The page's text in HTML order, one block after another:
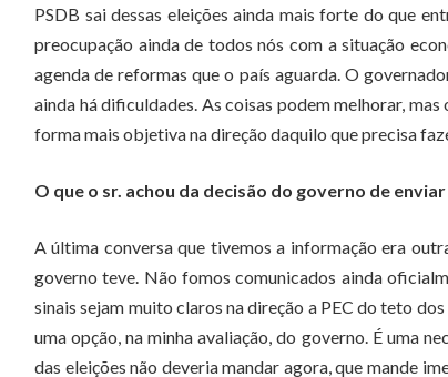
PSDB sai dessas eleições ainda mais forte do que
preocupação ainda de todos nós com a situação
agenda de reformas que o país aguarda. O
ainda há dificuldades. As coisas podem melhorar,
forma mais objetiva na direção daquilo que precisa
O que o sr. achou da decisão do governo de
A última conversa que tivemos a informação era
governo teve. Não fomos comunicados ainda
sinais sejam muito claros na direção a PEC do teto
uma opção, na minha avaliação, do governo. É uma
das eleições não deveria mandar agora, que mande